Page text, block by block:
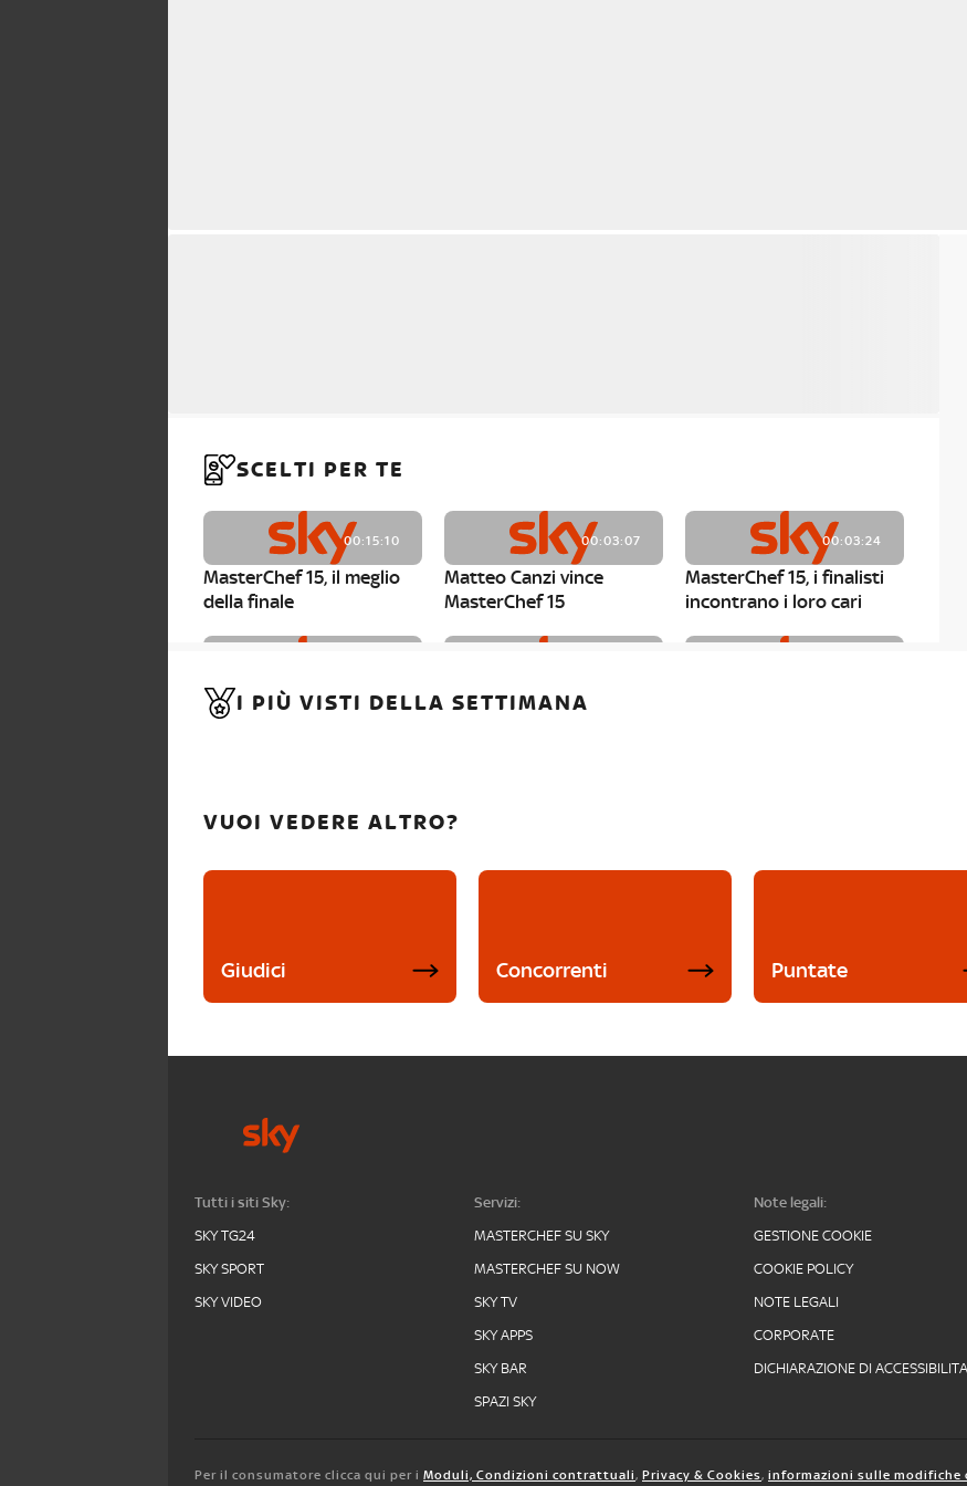
SCELTI PER TE
00:15:10
MasterChef 15, il meglio
della finale
00:03:07
Matteo Canzi vince
MasterChef 15
00:03:24
MasterChef 15, i finalisti
incontrano i loro cari
MasterChef 15, Carlotta è
MasterChef 15, Matteo
I PIÙ VISTI DELLA SETTIMANA
VUOI VEDERE ALTRO?
Giudici Concorrenti Puntate
Tutti i siti Sky:
SKY TG24
SKY SPORT
SKY VIDEO
Servizi:
MASTERCHEF SU SKY
MASTERCHEF SU NOW
SKY TV
SKY APPS
SKY BAR
SPAZI SKY
Note legali:
GESTIONE COOKIE
COOKIE POLICY
NOTE LEGALI
CORPORATE
DICHIARAZIONE DI
Per il consumatore clicca qui per i Moduli, Condizioni contrattuali, Privacy & Cookies, informazioni sulle